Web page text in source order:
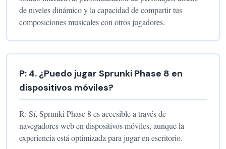
de niveles dinámico y la capacidad de compartir tus
composiciones musicales con otros jugadores.
P: 4. ¿Puedo jugar Sprunki Phase 8 en
dispositivos móviles?
R: Sí, Sprunki Phase 8 es accesible a través de
navegadores web en dispositivos móviles, aunque la
experiencia está optimizada para jugar en escritorio.